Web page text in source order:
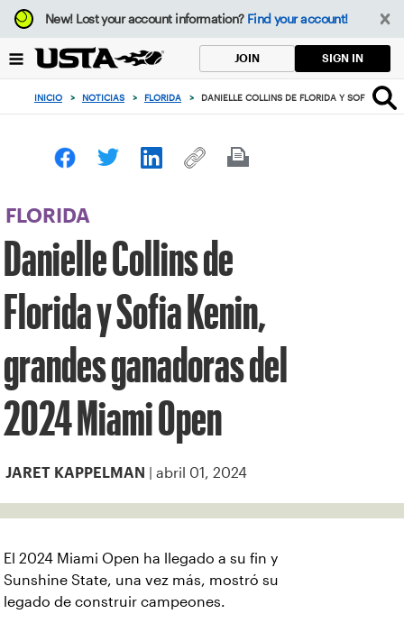
Enfoque
desde
botón
volver
principio
New!Lost your account information? Find your account!
JOIN SIGN IN
INICIO > NOTICIAS > FLORIDA > DANIELLE COLLINS DE FLORIDA Y SOFIA
FLORIDA
Danielle Collins de
Florida y Sofia Kenin,
grandes ganadoras del
2024 Miami Open
JARET KAPPELMAN | abril 01, 2024
El 2024 Miami Open ha llegado a su fin y
Sunshine State, una vez más, mostró su
legado de construir campeones.